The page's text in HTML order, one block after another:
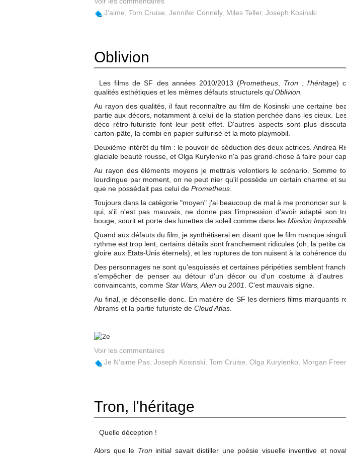
J'aime Tom Cruise Jennifer Connely, Miles Teller, Joseph Kosinski
Oblivion
Les films de SF des années 2010/2013 (Prometheus, Tron : l'héritage)
qualités esthétiques et les mêmes défauts structurels qu'Oblivion.
Au rayon des qualités, il faut reconnaître au film de Kosinski une certaine
partie aux décors, notamment à celui de la station perchée dans les cieux.
déco rétro-futuriste font leur petit effet. D'autres aspects sont plus
carton-pâte, la combi en papier sulfurisé et la moto playmobil.
Deuxième intérêt du film : le pouvoir de séduction des deux actrices. Andrea
glaciale beauté rousse, et Olga Kurylenko n'a pas grand-chose à faire pour
Au rayon des éléments moyens je mettrais volontiers le scénario. Somme
lourdingue par moment, on ne peut nier qu'il possède un certain charme et
que ne possédait pas celui de Prometheus
Toujours dans la catégorie "moyen" j'ai beaucoup de mal à me prononcer sur
qui, s'il n'est pas mauvais, ne donne pas l'impression d'avoir adapté son
bouge, sourit et porte des lunettes de soleil comme dans les Mission
Quand aux défauts du film, je synthétiserai en disant que le film manque
rythme est trop lent, certains détails sont franchement ridicules (oh, la petite
gloire aux Etats-Unis éternels), et les ruptures de ton nuisent à la cohérence du
Des personnages ne sont qu'esquissés et certaines péripéties semblent
s'empêcher de penser au détour d'un décor ou d'un costume à
convaincants, comme Star Wars, Alien ou 2001
. C'est mauvais signe.
Au final, je déconseille donc. En matière de SF les derniers films marquants
Abrams et la partie futuriste de Cloud Atlas
Voir les commentaires
Je N'aime Pas Joseph Kosinski Tom Cruise Olga Kurylenko Morgan
Tron, l'héritage
Quelle déception !
Alors que le Tron initial savait distiller une poésie visuelle inventive et